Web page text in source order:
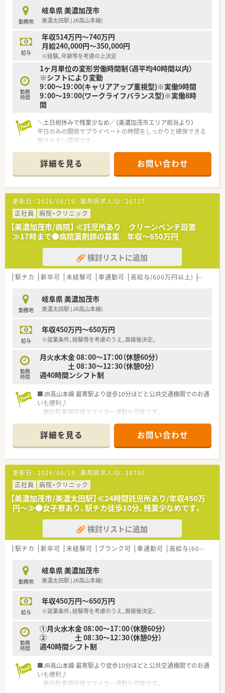
勤務地
岐阜県 美濃加茂市
美濃太田駅 (JR高山本線)
給与
年収514万円～740万円
月給240,000円～350,000円
※経験、年齢等を考慮の上決定
勤務
時間
1ヶ月単位の変形労働時間制（週平均40時間以内）
※シフトにより変動
9：00～19：00(キャリアアップ重視型)※実働9時間
9：00～19：00(ワークライフバランス型)※実働8時
間
＼土日祝休みで残業少なめ／（美濃加茂市エリア担当より）
平日のみの開局でプライベートの時間をしっかりと確保できる
働きやすい環境です。
【店舗情報と応需状況について】
■美濃太田駅から徒歩で7分という好立地にあり毎日の通勤負担
が少なく通いやすい環境が整っています。
■整形外科中心の応需で1日の処方箋枚数は15枚程度となって
おり落ち着いて業務に取り組むことが可能です。
■現在は正社員1名体制で運営しており一人ひとりの患者様とじ
っくり向き合えるゆとりある職場環境です。
【勤務実態について】
■処方箋枚数が比較的落ち着いているため服薬指導に十分な時
間を確保でき患者様に寄り添った対応が可能です。
■最新の監査機器やピッキングサポートシステムを導入してお
り調剤過誤が非常に発生しにくい安全な環境です。
■残業時間が少なく定時での退社が可能な日も多いため仕事終
【こんな取り組みをしています】
■最新の音声入力対応の電子薬歴や薬歴閲覧用タブレットを導
■年間10万円まで学会参加やeラーニングの費用を補助する自
己啓発支援制度でスキルアップを応援しています。
れぞれの専門性を高めつつ効率的な運営を行っています。
詳細を見る お問い合わせ
更新日： 2026/06/19 薬剤師求人ID： 26727
正社員
病院・クリニック
【美濃加茂市/病院】 ≪託児所あり クリーンベンチ設置
≫17時まで●病院薬剤師の募集 年収～650万円
検討リストに追加
駅チカ 新卒可 未経験可 車通勤可 高給与(600万円以上) 寮・借
勤務地
岐阜県 美濃加茂市
美濃太田駅 (JR高山本線)
給与
年収450万円～650万円
※就業条件、経験等を考慮のうえ、面接後決定。
勤務
時間
月火水木金 08：00～17：00（休憩60分）
土 08：30～12：30（休憩0分）
週40時間ンシフト制
■JR高山本線 最寄駅より徒歩10分ほどと公共交通機関でのお通
いも便利♪
無料駐車場完備でマイカー通勤も可能です。
詳細を見る お問い合わせ
更新日： 2026/06/19 薬剤師求人ID： 38750
正社員
病院・クリニック
【美濃加茂市/美濃太田駅】≪24時間託児所あり/年収450万
円～≫●女子寮あり、駅チカ徒歩10分、残業少なめです。
検討リストに追加
駅チカ 新卒可 未経験可 ブランク可 車通勤可 高給与(600万円以上)
勤務地
岐阜県 美濃加茂市
美濃太田駅 (JR高山本線)
給与
年収450万円～650万円
※就業条件、経験等を考慮のうえ、面接後決定。
勤務
時間
①月火水木金 08：00～17：00（休憩60分）
② 土 08：30～12：30（休憩0分）
週40時間シフト制
■JR高山本線 最寄駅より徒歩10分ほどと公共交通機関でのお通
いも便利♪
無料駐車場完備でマイカー通勤も可能です。